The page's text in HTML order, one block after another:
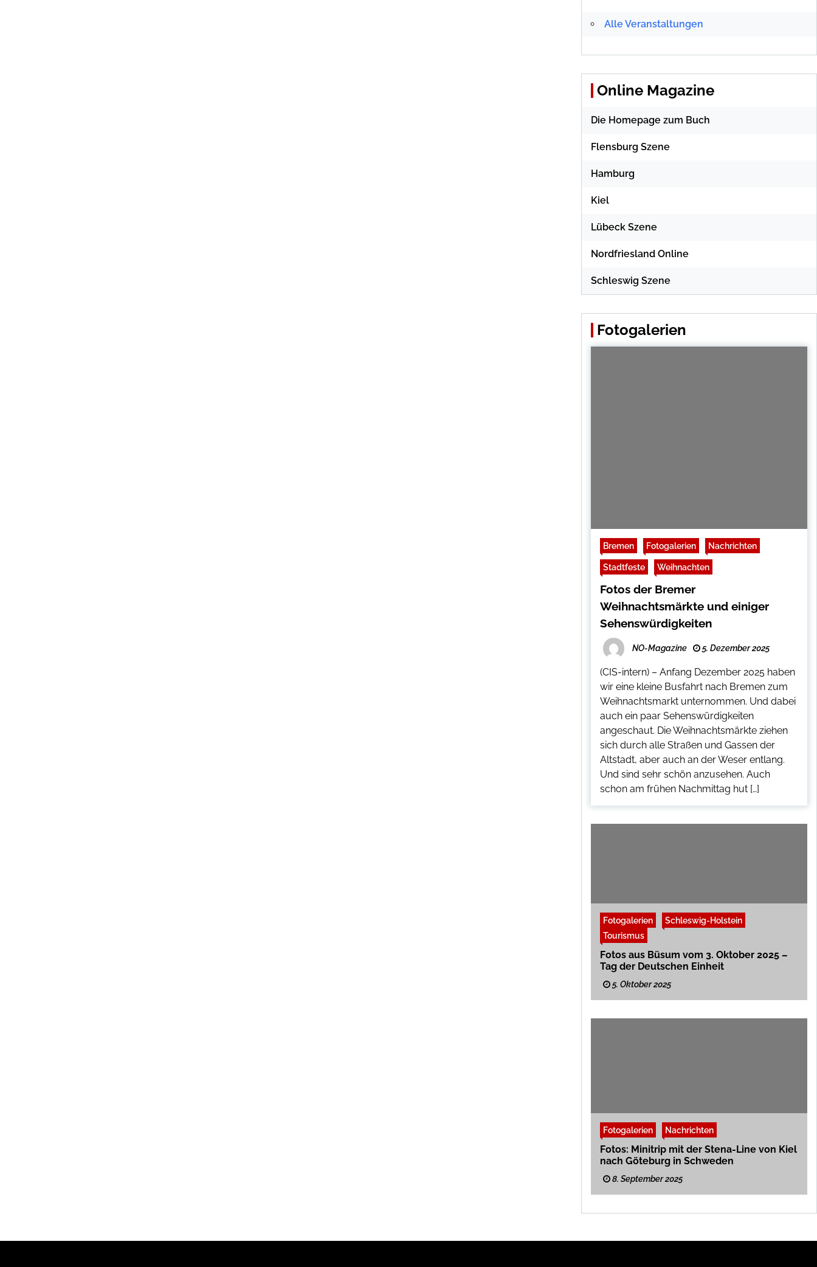
Alle Veranstaltungen
Online Magazine
Die Homepage zum Buch
Flensburg Szene
Hamburg
Kiel
Lübeck Szene
Nordfriesland Online
Schleswig Szene
Fotogalerien
Bremen Fotogalerien Nachrichten
Stadtfeste Weihnachten
Fotos der Bremer
Weihnachtsmärkte und einiger
Sehenswürdigkeiten
NO-Magazine 5. Dezember 2025
(CIS-intern) – Anfang Dezember 2025 haben
wir eine kleine Busfahrt nach Bremen zum
Weihnachtsmarkt unternommen. Und dabei
auch ein paar Sehenswürdigkeiten
angeschaut. Die Weihnachtsmärkte ziehen
sich durch alle Straßen und Gassen der
Altstadt, aber auch an der Weser entlang.
Und sind sehr schön anzusehen. Auch
schon am frühen Nachmittag hut […]
Fotogalerien
Schleswig-Holstein
Tourismus
Fotos aus Büsum vom 3. Oktober 2025 –
Tag der Deutschen Einheit
5. Oktober 2025
Fotogalerien Nachrichten
Fotos: Minitrip mit der Stena-Line von Kiel
nach Göteburg in Schweden
8. September 2025